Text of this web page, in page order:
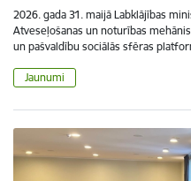
2026. gada 31. maijā Labklājības
Atveseļošanas un noturības
un pašvaldību sociālās sfēras
Jaunumi